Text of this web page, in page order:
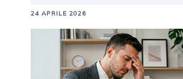
24 APRILE 2026